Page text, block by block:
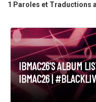
1 Paroles et Traductions
IBMAC26'S ALBUM
IBMAC26 |